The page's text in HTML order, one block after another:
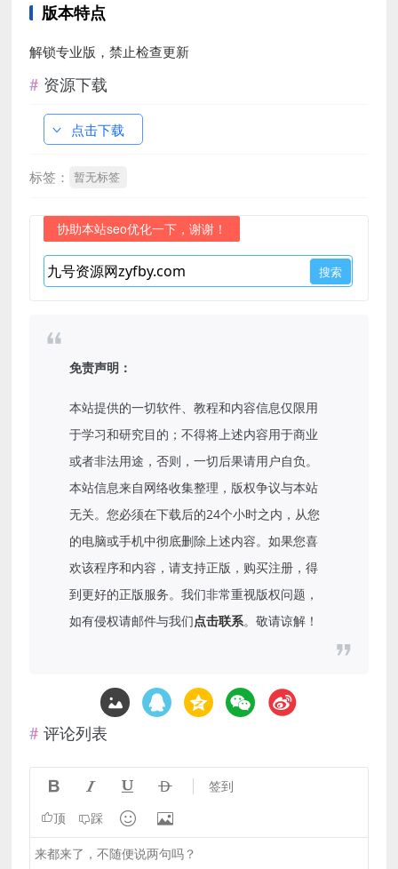
版本特点
解锁专业版，禁止检查更新
资源下载
点击下载
标签： 暂无标签
协助本站seo优化一下，谢谢！
免责声明：
本站提供的一切软件、教程和内容信息仅限用
于学习和研究目的；不得将上述内容用于商业
或者非法用途，否则，一切后果请用户自负。
本站信息来自网络收集整理，版权争议与本站
无关。您必须在下载后的24个小时之内，从您
的电脑或手机中彻底删除上述内容。如果您喜
欢该程序和内容，请支持正版，购买注册，得
到更好的正版服务。我们非常重视版权问题，
如有侵权请邮件与我们点击联系。敬请谅解！
评论列表
    签到
顶 踩  